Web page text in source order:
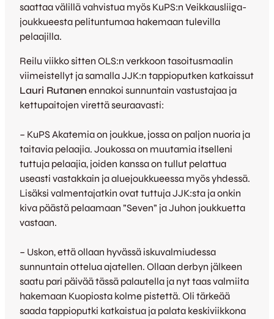
saattaa välillä vahvistua myös KuPS:n Veikkausliiga-
joukkueesta pelituntumaa hakemaan tulevilla
pelaajilla.
Reilu viikko sitten OLS:n verkkoon tasoitusmaalin
viimeistellyt ja samalla JJK:n tappioputken katkaissut
Lauri Rutanen ennakoi sunnuntain vastustajaa ja
kettupaitojen virettä seuraavasti:
– KuPS Akatemia on joukkue, jossa on paljon nuoria ja
taitavia pelaajia. Joukossa on muutamia itselleni
tuttuja pelaajia, joiden kanssa on tullut pelattua
useasti vastakkain ja aluejoukkueessa myös yhdessä.
Lisäksi valmentajatkin ovat tuttuja JJK:sta ja onkin
kiva päästä pelaamaan ”Seven” ja Juhon joukkuetta
vastaan.
– Uskon, että ollaan hyvässä iskuvalmiudessa
sunnuntain ottelua ajatellen. Ollaan derbyn jälkeen
saatu pari päivää tässä palautella ja nyt taas valmiita
hakemaan Kuopiosta kolme pistettä. Oli tärkeää
saada tappioputki katkaistua ja palata keskiviikkona